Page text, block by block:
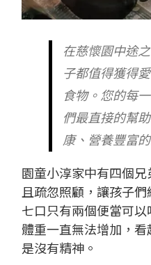
在慈懷園中途
子都值得獲得
食物。您的每
們最直接的幫
康、營養豐富
園童小淳家中有四個
且疏忽照顧，讓孩子
七口只有兩個便當可以
體重一直無法增加，
是沒有精神。